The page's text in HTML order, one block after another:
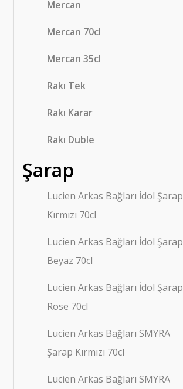
Mercan
Mercan 70cl
Mercan 35cl
Rakı Tek
Rakı Karar
Rakı Duble
Şarap
Lucien Arkas Bağları İdol Şarap
Kırmızı 70cl
Lucien Arkas Bağları İdol Şarap
Beyaz 70cl
Lucien Arkas Bağları İdol Şarap
Rose 70cl
Lucien Arkas Bağları SMYRA
Şarap Kırmızı 70cl
Lucien Arkas Bağları SMYRA